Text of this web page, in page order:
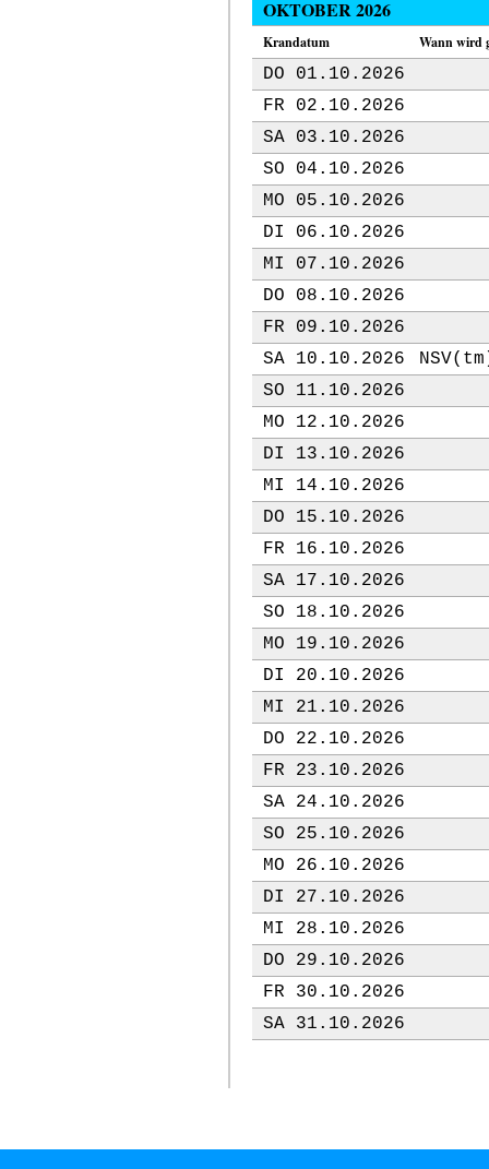
OKTOBER 2026
Krandatum Wann wird
DO 01.10.2026
FR 02.10.2026
SA 03.10.2026
SO 04.10.2026
MO 05.10.2026
DI 06.10.2026
MI 07.10.2026
DO 08.10.2026
FR 09.10.2026
SA 10.10.2026
SO 11.10.2026
MO 12.10.2026
DI 13.10.2026
MI 14.10.2026
DO 15.10.2026
FR 16.10.2026
SA 17.10.2026
SO 18.10.2026
MO 19.10.2026
DI 20.10.2026
MI 21.10.2026
DO 22.10.2026
FR 23.10.2026
SA 24.10.2026
SO 25.10.2026
MO 26.10.2026
DI 27.10.2026
MI 28.10.2026
DO 29.10.2026
FR 30.10.2026
SA 31.10.2026